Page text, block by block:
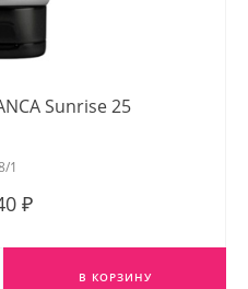
Sunrise 25
1
₽
В КОРЗИНУ